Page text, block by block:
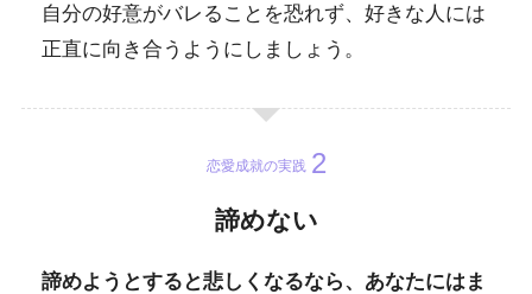
自分の好意がバレることを恐れず、好きな人には
正直に向き合うようにしましょう。
恋愛成就の実践
諦めない
諦めようとすると悲しくなるなら、あなたにはま